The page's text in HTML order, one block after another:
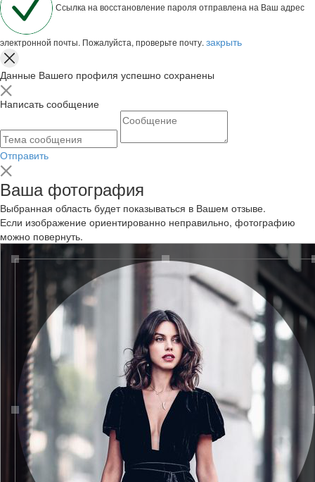
Ссылка на восстановление пароля отправлена на Ваш адрес
электронной почты. Пожалуйста, проверьте почту. закрыть
Данные Вашего профиля успешно сохранены
Написать сообщение
Отправить
Ваша фотография
Выбранная область будет показываться в Вашем отзыве.
Если изображение ориентированно неправильно, фотографию
можно повернуть.